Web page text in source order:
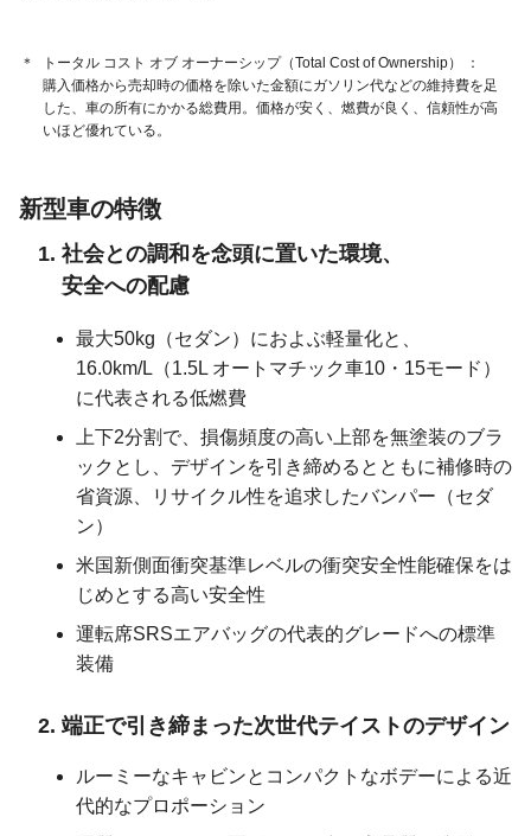
＊ トータル コスト オブ オーナーシップ（Total Cost of Ownership）
購入価格から売却時の価格を除いた金額にガソリン代などの維持費を足
した、車の所有にかかる総費用。価格が安く、燃費が良く、信頼性が高
いほど優れている。
新型車の特徴
社会との調和を念頭に置いた環境、
安全への配慮
最大50kg（セダン）におよぶ軽量化と、
16.0km/L（1.5L オートマチック車10・15モード）
に代表される低燃費
上下2分割で、損傷頻度の高い上部を無塗装のブラ
ックとし、デザインを引き締めるとともに補修時の
省資源、リサイクル性を追求したバンパー（セダ
ン）
米国新側面衝突基準レベルの衝突安全性能確保をは
じめとする高い安全性
運転席SRSエアバッグの代表的グレードへの標準
装備
端正で引き締まった次世代テイストのデザイン
ルーミーなキャビンとコンパクトなボデーによる近
代的なプロポーション